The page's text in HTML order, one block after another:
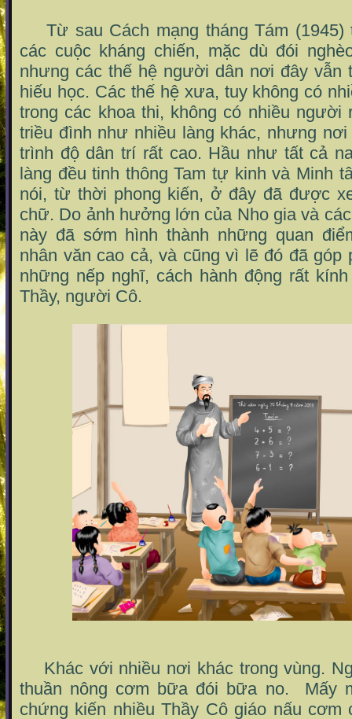
Từ sau Cách mạng tháng Tám (1945)
các cuộc kháng chiến, mặc dù đói
nhưng các thế hệ người dân nơi đây vẫn
hiếu học. Các thế hệ xưa, tuy không có
trong các khoa thi, không có nhiều người
triều đình như nhiều làng khác, nhưng
trình độ dân trí rất cao. Hầu như tất cả
làng đều tinh thông Tam tự kinh và Minh
nói, từ thời phong kiến, ở đây đã được
chữ. Do ảnh hưởng lớn của Nho gia và
này đã sớm hình thành những quan
nhân văn cao cả, và cũng vì lẽ đó đã góp
những nếp nghĩ, cách hành động rất
Thầy, người Cô.
Khác với nhiều nơi khác trong vùng.
thuần nông cơm bữa đói bữa no. Mấy
chứng kiến nhiều Thầy Cô giáo nấu cơm